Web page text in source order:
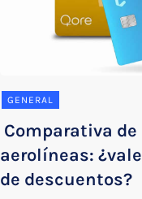
GENERAL
Comparativa
aerolíneas:
de descuentos?